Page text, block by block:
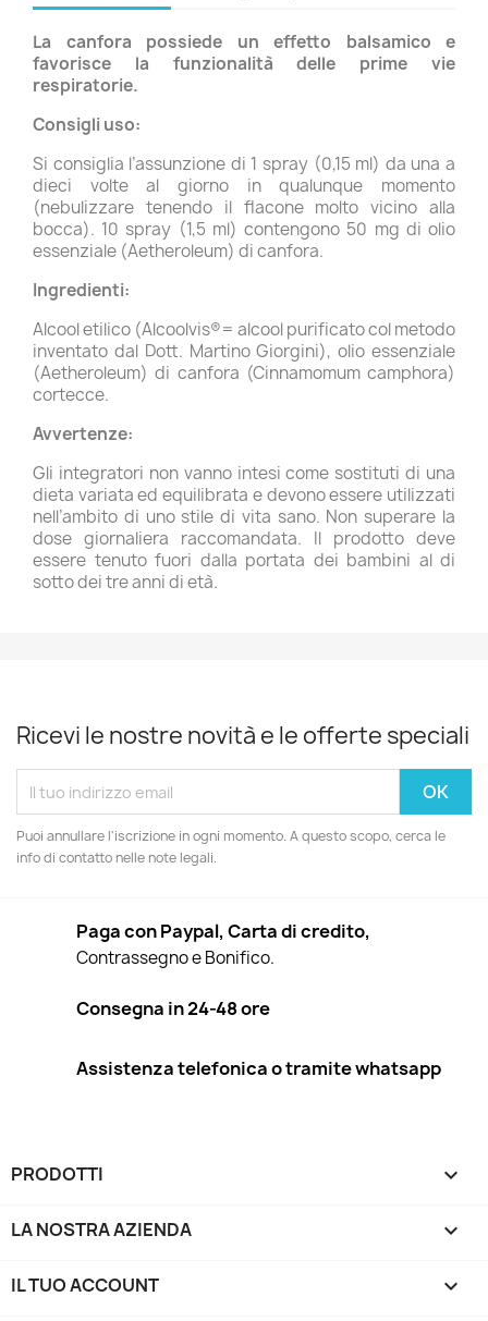
La canfora possiede un effetto balsamico e
favorisce la funzionalità delle prime vie
respiratorie.
Consigli uso:
Si consiglia l’assunzione di 1 spray (0,15 ml) da una a
dieci volte al giorno in qualunque momento
(nebulizzare tenendo il flacone molto vicino alla
bocca). 10 spray (1,5 ml) contengono 50 mg di olio
essenziale (Aetheroleum) di canfora.
Ingredienti:
Alcool etilico (Alcoolvis®= alcool purificato col metodo
inventato dal Dott. Martino Giorgini), olio essenziale
(Aetheroleum) di canfora (Cinnamomum camphora)
cortecce.
Avvertenze:
Gli integratori non vanno intesi come sostituti di una
dieta variata ed equilibrata e devono essere utilizzati
nell’ambito di uno stile di vita sano. Non superare la
dose giornaliera raccomandata. Il prodotto deve
essere tenuto fuori dalla portata dei bambini al di
sotto dei tre anni di età.
Ricevi le nostre novità e le offerte speciali
Puoi annullare l'iscrizione in ogni momento. A questo scopo, cerca le
info di contatto nelle note legali.
Paga con Paypal, Carta di credito,
Contrassegno e Bonifico.
Consegna in 24-48 ore
Assistenza telefonica o tramite whatsapp
PRODOTTI 
LA NOSTRA AZIENDA 
IL TUO ACCOUNT 